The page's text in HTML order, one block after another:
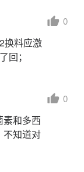
0
换料应激
回；
0
素和多西
不知道对